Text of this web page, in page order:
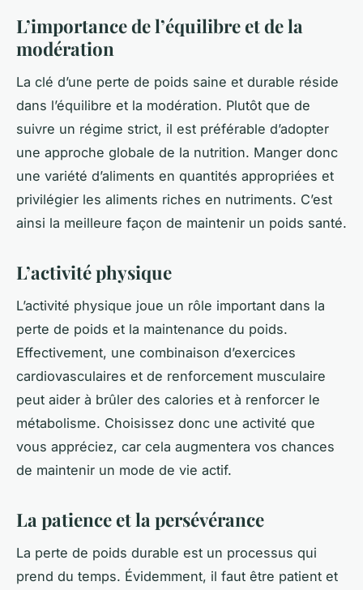
L’importance de l’équilibre et de la
modération
La clé d’une perte de poids saine et durable réside
dans l’équilibre et la modération. Plutôt que de
suivre un régime strict, il est préférable d’adopter
une approche globale de la nutrition. Manger donc
une variété d’aliments en quantités appropriées et
privilégier les aliments riches en nutriments. C’est
ainsi la meilleure façon de maintenir un poids santé.
L’activité physique
L’activité physique joue un rôle important dans la
perte de poids et la maintenance du poids.
Effectivement, une combinaison d’exercices
cardiovasculaires et de renforcement musculaire
peut aider à brûler des calories et à renforcer le
métabolisme. Choisissez donc une activité que
vous appréciez, car cela augmentera vos chances
de maintenir un mode de vie actif.
La patience et la persévérance
La perte de poids durable est un processus qui
prend du temps. Évidemment, il faut être patient et